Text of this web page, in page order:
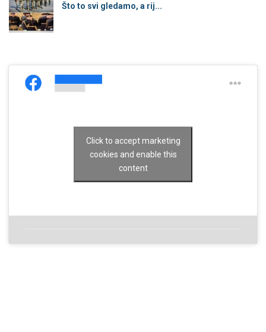
Što to svi gledamo, a rij...
Click to accept marketing
cookies and enable this
content